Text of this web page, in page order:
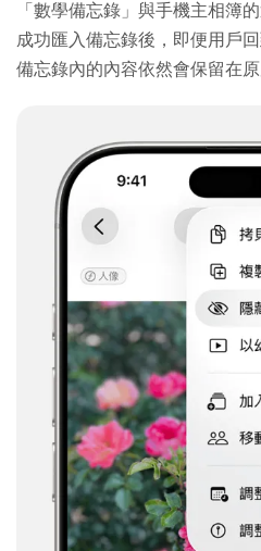
「數學備忘錄」與手機主相簿
成功匯入備忘錄後，即便用戶
備忘錄內的內容依然會保留在